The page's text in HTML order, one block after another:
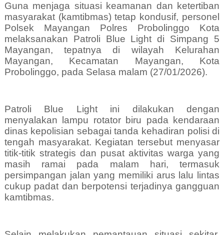
Guna menjaga situasi keamanan dan ketertiban
masyarakat (kamtibmas) tetap kondusif, personel
Polsek Mayangan Polres Probolinggo Kota
melaksanakan Patroli Blue Light di Simpang 5
Mayangan, tepatnya di wilayah Kelurahan
Mayangan, Kecamatan Mayangan, Kota
Probolinggo, pada Selasa malam (27/01/2026).
Patroli Blue Light ini dilakukan dengan
menyalakan lampu rotator biru pada kendaraan
dinas kepolisian sebagai tanda kehadiran polisi di
tengah masyarakat. Kegiatan tersebut menyasar
titik-titik strategis dan pusat aktivitas warga yang
masih ramai pada malam hari, termasuk
persimpangan jalan yang memiliki arus lalu lintas
cukup padat dan berpotensi terjadinya gangguan
kamtibmas.